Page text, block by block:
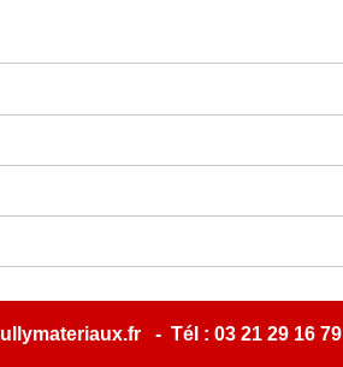
- Tél : 03 21 29 16 79